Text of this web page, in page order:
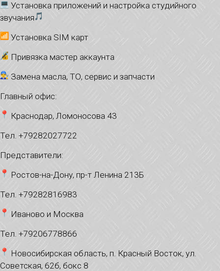
Установка приложений и настройка студийного
звучания
Установка SIM карт
Привязка мастер аккаунта
Замена масла, ТО, сервис и запчасти
Главный офис:
Краснодар, Ломоносова 43
Тел. +79282027722
Представители:
Ростов-на-Дону, пр-т Ленина 213Б
Тел. +79282816983
Иваново и Москва
Тел. +79206778866
Новосибирская область, п. Красный Восток, ул.
Советская, 62б, бокс 8